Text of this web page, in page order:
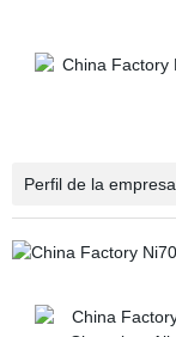
Perfil de la empresa